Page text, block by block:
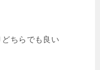
どちらでも良い